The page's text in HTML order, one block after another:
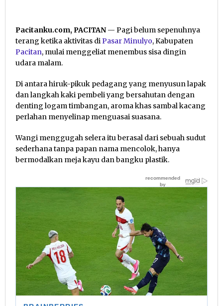
Pacitanku.com, PACITAN — Pagi belum sepenuhnya
terang ketika aktivitas diPasar Minulyo, Kabupaten
Pacitan, mulai menggeliat menembus sisa dingin
udara malam.
Di antara hiruk-pikuk pedagang yang menyusun lapak
dan langkah kaki pembeli yang bersahutan dengan
denting logam timbangan, aroma khas sambal kacang
perlahan menyelinap menguasai suasana.
Wangi menggugah selera itu berasal dari sebuah sudut
sederhana tanpa papan nama mencolok, hanya
bermodalkan meja kayu dan bangku plastik.